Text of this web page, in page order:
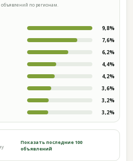
по регионам.
9,8%
7,6%
6,2%
4,4%
4,2%
3,6%
3,2%
3,2%
Показать последние 100
объявлений